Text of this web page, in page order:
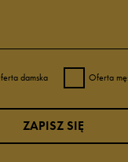
damska Oferta
ZAPISZ SIĘ